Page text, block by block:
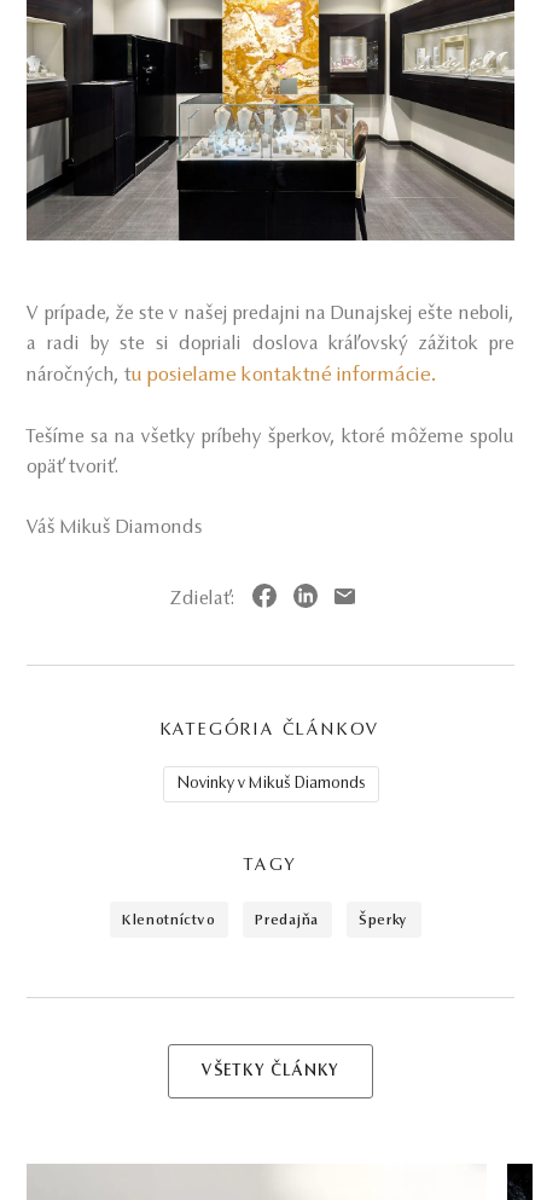
V prípade, že ste v našej predajni na Dunajskej ešte neboli,
a radi by ste si dopriali doslova kráľovský zážitok pre
náročných,tu posielame kontaktné informácie.
Tešíme sa na všetky príbehy šperkov, ktoré môžeme spolu
opäť tvoriť.
Váš Mikuš Diamonds
Zdielať:
KATEGÓRIA ČLÁNKOV
Novinky v Mikuš Diamonds
TAGY
klenotníctvo predajňa šperky
VŠETKY ČLÁNKY